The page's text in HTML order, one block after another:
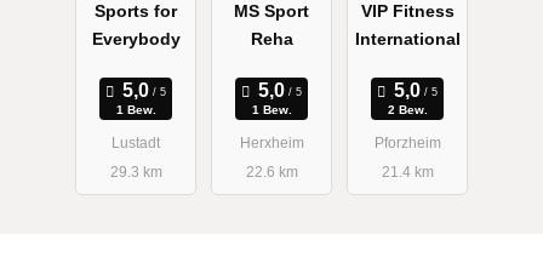
Sports for
Everybody
1 Bew.
Lustadt
29.3 km
MS Sport
Reha
1 Bew.
Herxheim
22.6 km
VIP Fitness
International
2 Bew.
Pforzheim
21.4 km